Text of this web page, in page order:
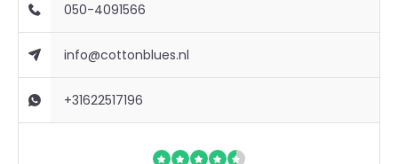
050-4091566
info@cottonblues.nl
+31622517196